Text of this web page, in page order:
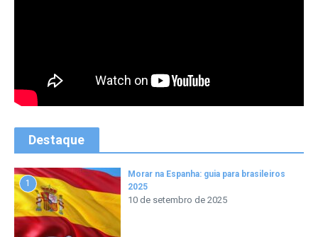
Destaque
1
Morar na Espanha: guia para brasileiros
2025
10 de setembro de 2025